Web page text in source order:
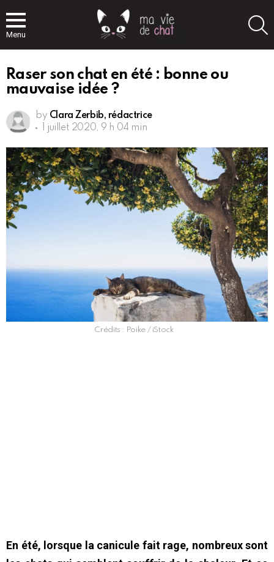
Menu
Raser son chat en été : bonne ou
mauvaise idée ?
by Clara Zerbib, rédactrice
1 juillet 2020, 9 h 04 min
Crédits : Poike / iStock
En été, lorsque la canicule fait rage, nombreux sont